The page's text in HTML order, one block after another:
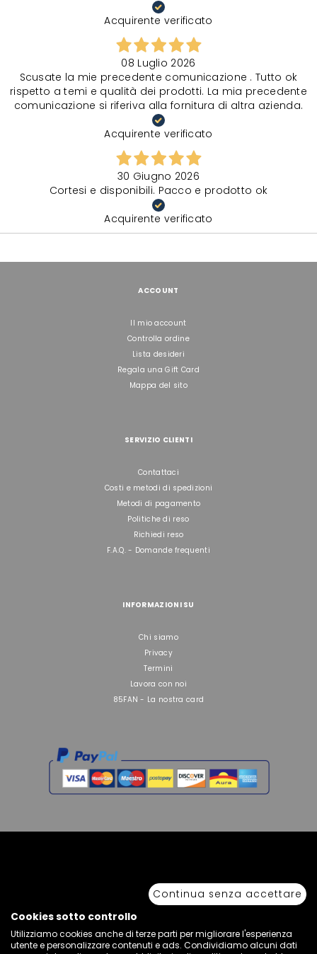
Acquirente verificato
08 Luglio 2026
Scusate la mie precedente comunicazione . Tutto ok
rispetto a temi e qualità dei prodotti. La mia precedente
comunicazione si riferiva alla fornitura di altra azienda.
Acquirente verificato
30 Giugno 2026
Cortesi e disponibili. Pacco e prodotto ok
Acquirente verificato
ACCOUNT
Il mio account
Controlla ordine
Lista desideri
Regala una Gift Card
Mappa del sito
SERVIZIO CLIENTI
Contattaci
Costi e metodi di spedizioni
Metodi di pagamento
Politiche di reso
Richiedi reso
F.A.Q. - Domande frequenti
INFORMAZIONI SU
Chi siamo
Privacy
Termini
Lavora con noi
85FAN - La nostra card
anche parziale.
Via Piave Km 68,600 • 04100 Latina, Italia | P.IVA 01222400598 • N° REA LT -
77855
Continua senza accettare
Cookies sotto controllo
Utilizziamo cookies anche di terze parti per migliorare l'esperienza
utente e personalizzare contenuti e ads. Condividiamo alcuni dati